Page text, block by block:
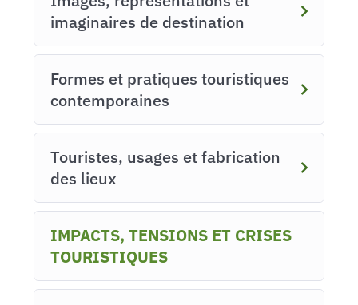
imaginaires de destination
Formes et pratiques touristiques
contemporaines
Touristes, usages et fabrication
des lieux
IMPACTS, TENSIONS ET CRISES
TOURISTIQUES